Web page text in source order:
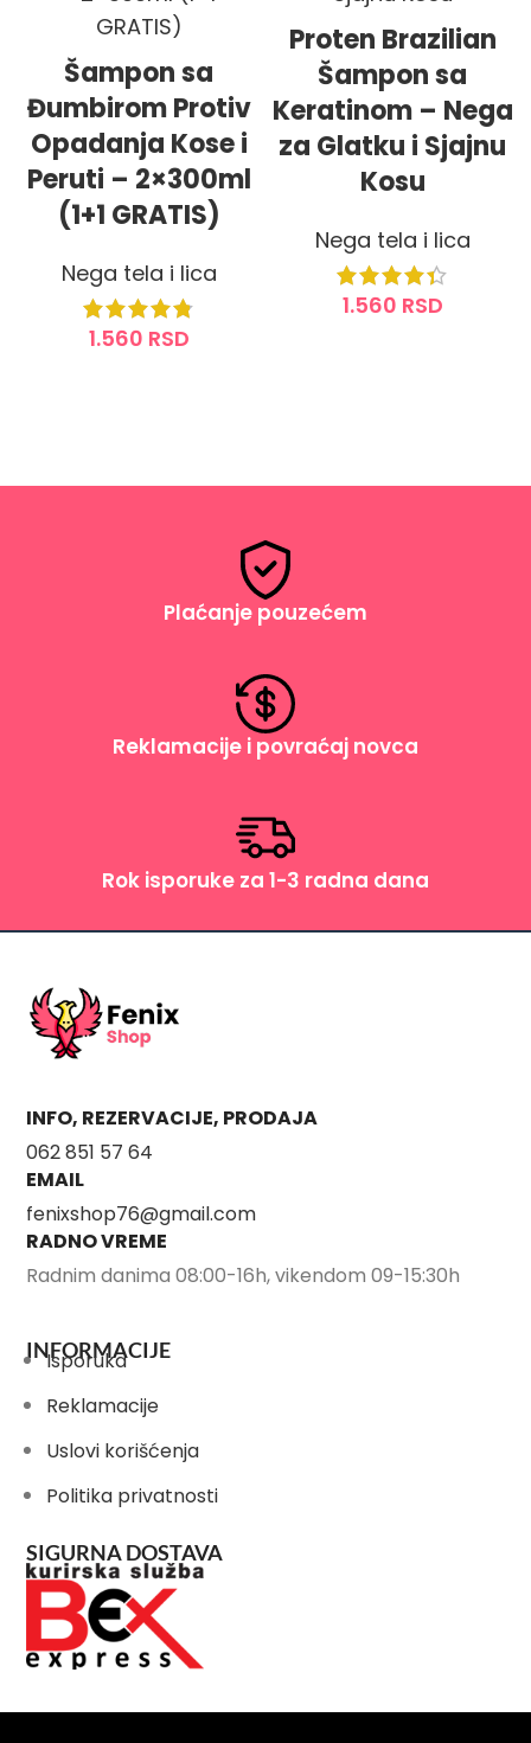
Šampon sa
Đumbirom Protiv
Opadanja Kose i
Peruti – 2×300ml
(1+1 GRATIS)
Nega tela i lica
1.560 RSD
Proten Brazilian
Šampon sa
Keratinom – Nega
za Glatku i Sjajnu
Kosu
Nega tela i lica
1.560 RSD
Plaćanje pouzećem
Reklamacije i povraćaj novca
Rok isporuke za 1-3 radna dana
INFO, REZERVACIJE, PRODAJA
062 851 57 64
EMAIL
fenixshop76@gmail.com
RADNO VREME
Radnim danima 08:00-16h, vikendom 09-15:30h
INFORMACIJE
Isporuka
Reklamacije
Uslovi korišćenja
Politika privatnosti
SIGURNA DOSTAVA